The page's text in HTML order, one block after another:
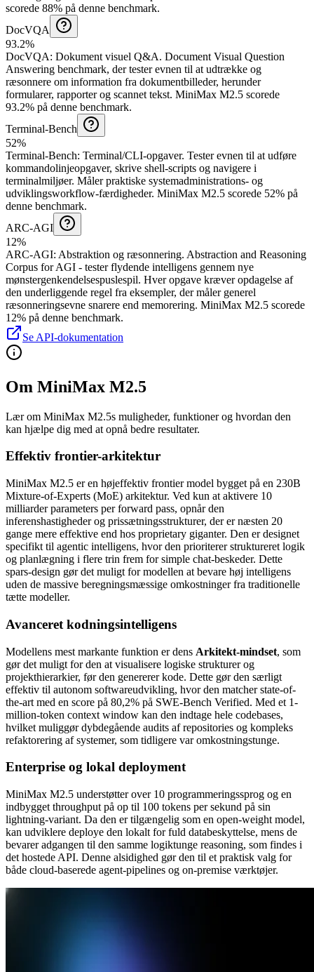
scorede 88% på denne benchmark.
DocVQA
93.2%
DocVQA: Dokument visuel Q&A. Document Visual Question
Answering benchmark, der tester evnen til at udtrække og
ræsonnere om information fra dokumentbilleder, herunder
formularer, rapporter og scannet tekst. MiniMax M2.5 scorede
93.2% på denne benchmark.
Terminal-Bench
52%
Terminal-Bench: Terminal/CLI-opgaver. Tester evnen til at udføre
kommandolinjeopgaver, skrive shell-scripts og navigere i
terminalmiljøer. Måler praktiske systemadministrations- og
udviklingsworkflow-færdigheder. MiniMax M2.5 scorede 52% på
denne benchmark.
ARC-AGI
12%
ARC-AGI: Abstraktion og ræsonnering. Abstraction and Reasoning
Corpus for AGI - tester flydende intelligens gennem nye
mønstergenkendelsespuslespil. Hver opgave kræver opdagelse af
den underliggende regel fra eksempler, der måler generel
ræsonneringsevne snarere end memorering. MiniMax M2.5 scorede
12% på denne benchmark.
Se API-dokumentation
Om MiniMax M2.5
Lær om MiniMax M2.5s muligheder, funktioner og hvordan den
kan hjælpe dig med at opnå bedre resultater.
Effektiv frontier-arkitektur
MiniMax M2.5 er en højeffektiv frontier model bygget på en 230B
Mixture-of-Experts (MoE) arkitektur. Ved kun at aktivere 10
milliarder parameters per forward pass, opnår den
inferenshastigheder og prissætningsstrukturer, der er næsten 20
gange mere effektive end hos proprietary giganter. Den er designet
specifikt til agentic intelligens, hvor den prioriterer struktureret logik
og planlægning i flere trin frem for simple chat-beskeder. Dette
spars-design gør det muligt for modellen at bevare høj intelligens
uden de massive beregningsmæssige omkostninger fra traditionelle
tætte modeller.
Avanceret kodningsintelligens
Modellens mest markante funktion er dens Arkitekt-mindset, som
gør det muligt for den at visualisere logiske strukturer og
projekthierarkier, før den genererer kode. Dette gør den særligt
effektiv til autonom softwareudvikling, hvor den matcher state-of-
the-art med en score på 80,2% på SWE-Bench Verified. Med et 1-
million-token context window kan den indtage hele codebases,
hvilket muliggør dybdegående audits af repositories og kompleks
refaktorering af systemer, som tidligere var omkostningstunge.
Enterprise og lokal deployment
MiniMax M2.5 understøtter over 10 programmeringssprog og en
indbygget throughput på op til 100 tokens per sekund på sin
lightning-variant. Da den er tilgængelig som en open-weight model,
kan udviklere deploye den lokalt for fuld databeskyttelse, mens de
bevarer adgangen til den samme logiktunge reasoning, som findes i
det hostede API. Denne alsidighed gør den til et praktisk valg for
både cloud-baserede agent-pipelines og on-premise værktøjer.